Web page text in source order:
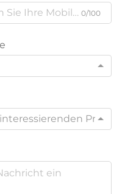
0/100
Produkte